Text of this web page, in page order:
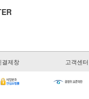
결제창 고객센터